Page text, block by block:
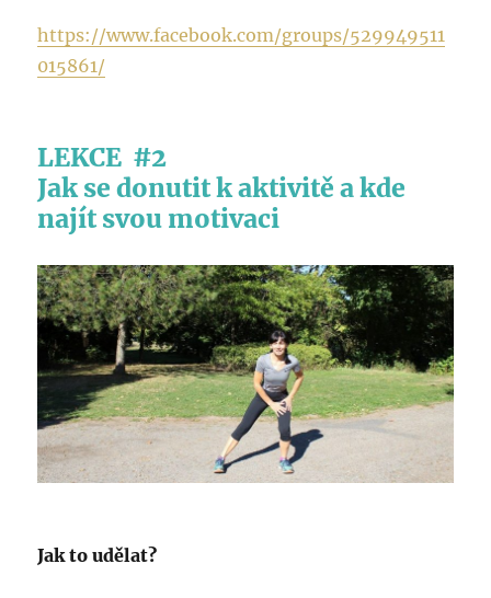
https://www.facebook.com/groups/529949511
015861/
LEKCE #2
Jak se donutit k aktivitě a kde
najít svou motivaci
Jak to udělat?